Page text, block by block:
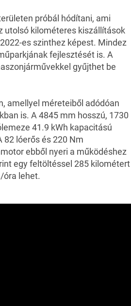
próbál hódítani, ami
utolsó kilométeres kiszállítások
es szinthez képest. Mindez
fejlesztését is. A
gyűjthet be
amellyel méreteiből adódóan
is. A 4845 mm hosszú, 1730
41.9 kWh kapacitású
lóerős és 220 Nm
ebből nyeri a működéshez
egy feltöltéssel 285 kilométert
óra lehet.